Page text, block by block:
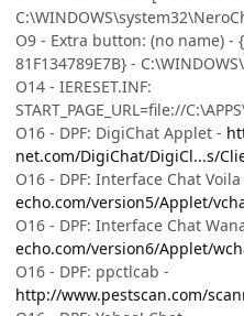
O9 - Extra button: (no name) -
81F134789E7B} -
O14 - IERESET.INF:
START_PAGE_URL=file://
O16 - DPF: DigiChat Applet -
net.com/DigiChat/DigiCl...s/
O16 - DPF: Interface Chat Voila
echo.com/version5/Applet/
O16 - DPF: Interface Chat
echo.com/version6/Applet/
O16 - DPF: ppctlcab -
http://www.pestscan.com/